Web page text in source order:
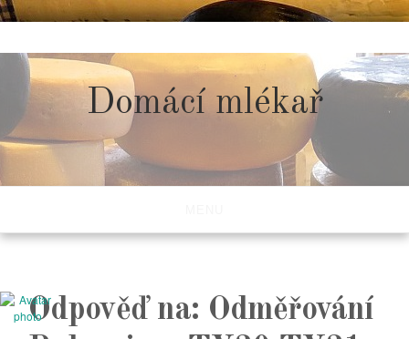
to
content
Domácí mlékař
Odpověď na: Odměřování